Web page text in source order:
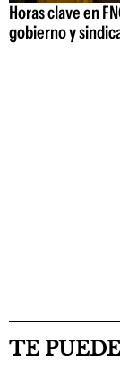
Horas clave en
gobierno y
TE